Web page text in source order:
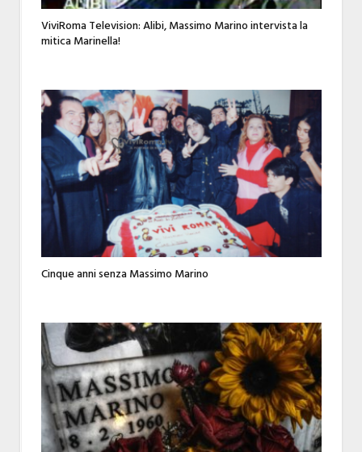
ViviRoma Television: Alibi, Massimo Marino intervista la
mitica Marinella!
Cinque anni senza Massimo Marino